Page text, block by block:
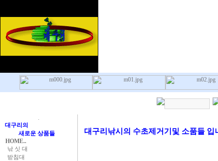
.
대구리의
새로운 상품들
HOME..
낚 싯 대
받침대
대구리낚시의 수초제거기및 소품들 입